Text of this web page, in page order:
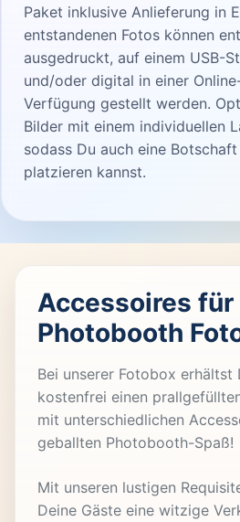
Paket inklusive Anlieferung in
entstandenen Fotos können
ausgedruckt, auf einem USB-
und/oder digital in einer
Verfügung gestellt werden.
Bilder mit einem individuellen
sodass Du auch eine
platzieren kannst.
Accessoires für
Photobooth
Bei unserer Fotobox erhältst
kostenfrei einen
mit unterschiedlichen
geballten Photobooth-Spaß!
Mit unseren lustigen
Deine Gäste eine witzige